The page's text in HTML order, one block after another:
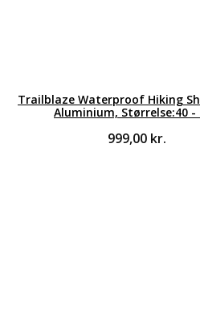
Trailblaze Waterproof Hiking
Aluminium, Størrelse:40 -
999,00 kr.